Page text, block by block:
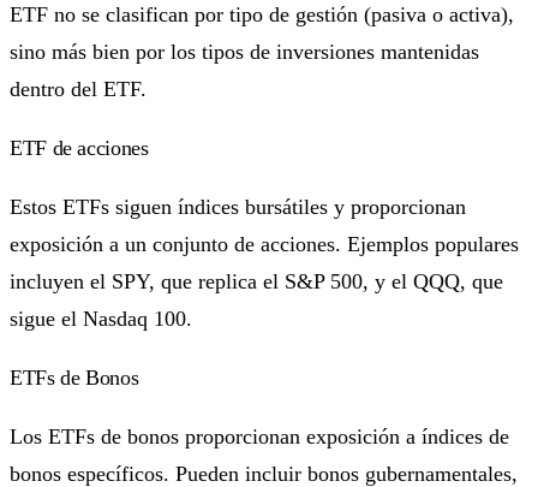
ETF no se clasifican por tipo de gestión (pasiva o activa),
sino más bien por los tipos de inversiones mantenidas
dentro del ETF.
ETF de acciones
Estos ETFs siguen índices bursátiles y proporcionan
exposición a un conjunto de acciones. Ejemplos populares
incluyen el SPY, que replica el S&P 500, y el QQQ, que
sigue el Nasdaq 100.
ETFs de Bonos
Los ETFs de bonos proporcionan exposición a índices de
bonos específicos. Pueden incluir bonos gubernamentales,